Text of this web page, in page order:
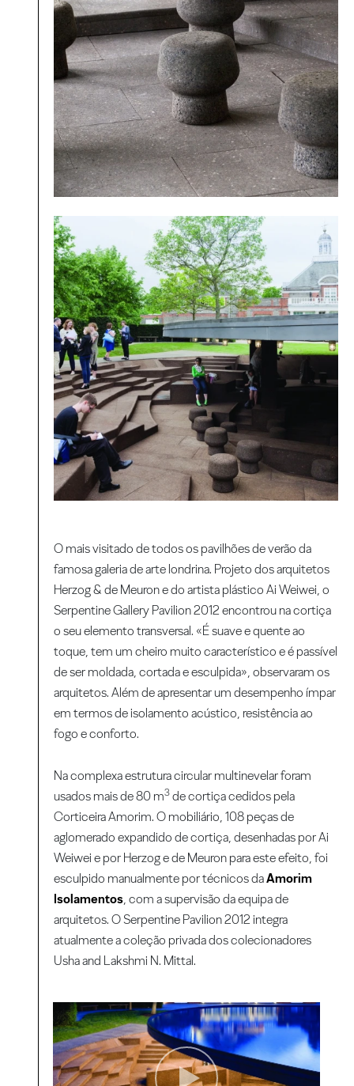
O mais visitado de todos os pavilhões de verão da
famosa galeria de arte londrina. Projeto dos arquitetos
Herzog & de Meuron e do artista plástico Ai Weiwei, o
Serpentine Gallery Pavilion 2012 encontrou na cortiça
o seu elemento transversal. «É suave e quente ao
toque, tem um cheiro muito característico e é passível
de ser moldada, cortada e esculpida», observaram os
arquitetos. Além de apresentar um desempenho ímpar
em termos de isolamento acústico, resistência ao
fogo e conforto.
Na complexa estrutura circular multinevelar foram
usados mais de 80 m3 de cortiça cedidos pela
Corticeira Amorim. O mobiliário, 108 peças de
aglomerado expandido de cortiça, desenhadas por Ai
Weiwei e por Herzog e de Meuron para este efeito, foi
esculpido manualmente por técnicos daAmorim
Isolamentos, com a supervisão da equipa de
arquitetos. O Serpentine Pavilion 2012 integra
atualmente a coleção privada dos colecionadores
Usha and Lakshmi N. Mittal.